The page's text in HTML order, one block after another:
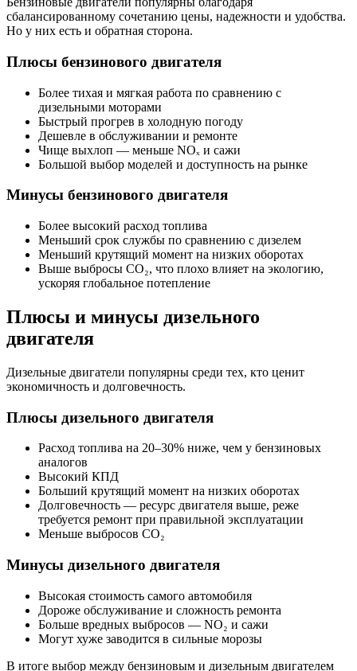
сбалансированному сочетанию цены, надежности и удобства.
Но у них есть и обратная сторона.
Плюсы бензинового двигателя
Более тихая и мягкая работа по сравнению с
дизельными моторами
Быстрый прогрев в холодную погоду
Дешевле в обслуживании и ремонте
Чище выхлоп — меньше NOₓ и сажи
Большой выбор моделей и доступность на рынке
Минусы бензинового двигателя
Более высокий расход топлива
Меньший срок службы по сравнению с дизелем
Меньший крутящий момент на низких оборотах
Выше выбросы CO₂, что плохо влияет на экологию,
ускоряя глобальное потепление
Плюсы и минусы дизельного
двигателя
Дизельные двигатели популярны среди тех, кто ценит
экономичность и долговечность.
Плюсы дизельного двигателя
Расход топлива на 20–30% ниже, чем у бензиновых
аналогов
Высокий КПД
Больший крутящий момент на низких оборотах
Долговечность — ресурс двигателя выше, реже
требуется ремонт при правильной эксплуатации
Меньше выбросов CO₂
Минусы дизельного двигателя
Высокая стоимость самого автомобиля
Дороже обслуживание и сложность ремонта
Больше вредных выбросов — NO₂ и сажи
Могут хуже заводится в сильные морозы
В итоге выбор между бензиновым и дизельным двигателем